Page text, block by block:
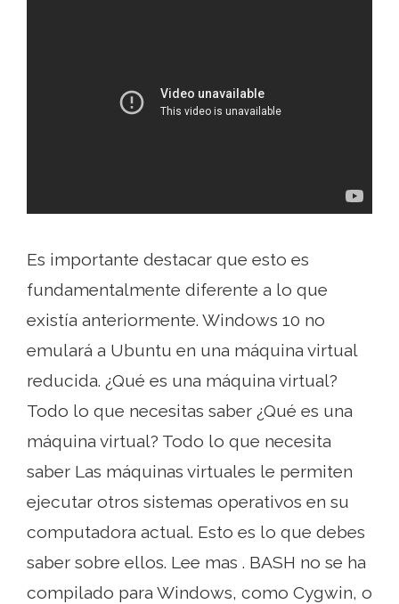
Es importante destacar que esto es
fundamentalmente diferente a lo que
existía anteriormente. Windows 10 no
emulará a Ubuntu en una máquina virtual
reducida. ¿Qué es una máquina virtual?
Todo lo que necesitas saber ¿Qué es una
máquina virtual? Todo lo que necesita
saber Las máquinas virtuales le permiten
ejecutar otros sistemas operativos en su
computadora actual. Esto es lo que debes
saber sobre ellos. Lee mas . BASH no se ha
compilado para Windows, como Cygwin, o